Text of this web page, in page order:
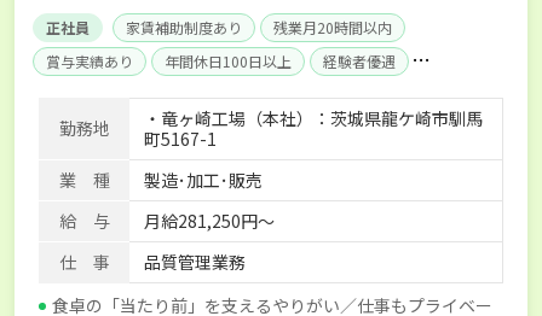
正社員 家賃補助制度あり
残業月20時間以内
賞与実績あり
年間休日100日以上
経験者優遇
産休･育休取得実績あり
社会保険完備 寮･社宅相談可
勤務地
・竜ヶ崎工場（本社）：茨城県龍ケ崎市馴馬
町5167-1
業 種
製造･加工･販売
給 与
月給281,250円～
仕 事
品質管理業務
食卓の「当たり前」を支えるやりがい／仕事もプライベー